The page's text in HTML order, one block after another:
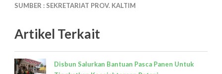
SUMBER : SEKRETARIAT PROV. KALTIM
Artikel Terkait
Disbun Salurkan Bantuan Pasca Panen Untuk